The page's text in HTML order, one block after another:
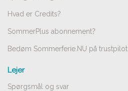
Hvad er Credits?
SommerPlus abonnement?
Bedøm Sommerferie.NU på trustpilot
Lejer
Spørgsmål og svar